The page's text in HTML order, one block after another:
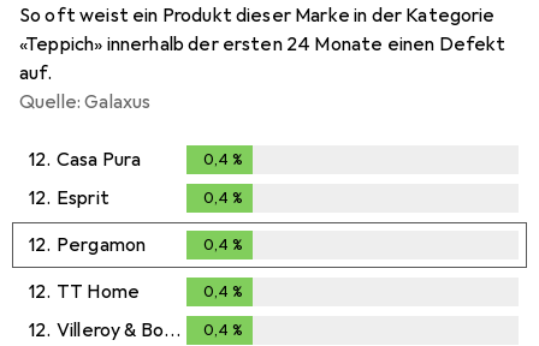
So oft weist ein Produkt dieser Marke in der Kategorie
«Teppich» innerhalb der ersten 24 Monate einen Defekt
auf.
Quelle: Galaxus
12. Casa Pura 0,4 %
12. Esprit 0,4 %
12. Pergamon 0,4 %
12. TT Home 0,4 %
12. Villeroy & Boch 0,4 %